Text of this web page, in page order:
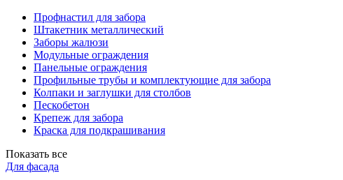
Профнастил для забора
Штакетник металлический
Заборы жалюзи
Модульные ограждения
Панельные ограждения
Профильные трубы и комплектующие для забора
Колпаки и заглушки для столбов
Пескобетон
Крепеж для забора
Краска для подкрашивания
Показать все
Для фасада